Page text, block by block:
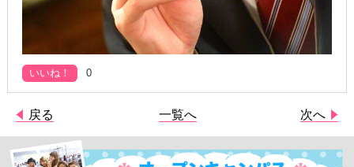
いいね！ 0
戻る 一覧へ 次へ